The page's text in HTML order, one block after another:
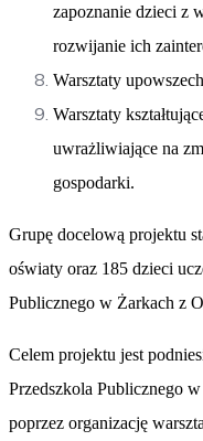
zapoznanie dzieci z
rozwijanie ich
Warsztaty
Warsztaty
uwrażliwiające na
gospodarki.
Grupę docelową projektu
oświaty oraz 185 dzieci
Publicznego w Żarkach z
Celem projektu jest
Przedszkola Publicznego
poprzez organizację